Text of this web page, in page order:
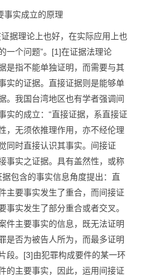
事实成立的原理
据理论上也好，在实际应用上也
一个问题”。[1]在证据法理论
是指不能单独证明，而需要与其
实的证据。直接证据则是能够单
。我国台湾地区也有学者强调间
实的成立：“直接证据，系直接证
，无须依推理作用，亦不经伦理
同时直接认识其事实。间接证
事实之证据。具有盖然性，或称
包含的事实信息角度提出：直
主要事实发生了重合，而间接证
事实发生了部分重合或者交叉。
件主要事实的信息，既无法证明
是否为被告人所为，而最多证明
段。[3]由犯罪构成要件的某一环
的主要事实，因此，运用间接证